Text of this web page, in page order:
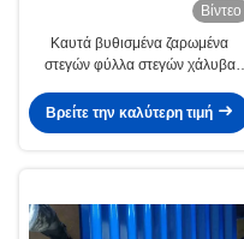
Βίντεο
Καυτά βυθισμένα ζαρωμένα
στεγών φύλλα στεγών χάλυβα
Βρείτε την καλύτερη τιμή